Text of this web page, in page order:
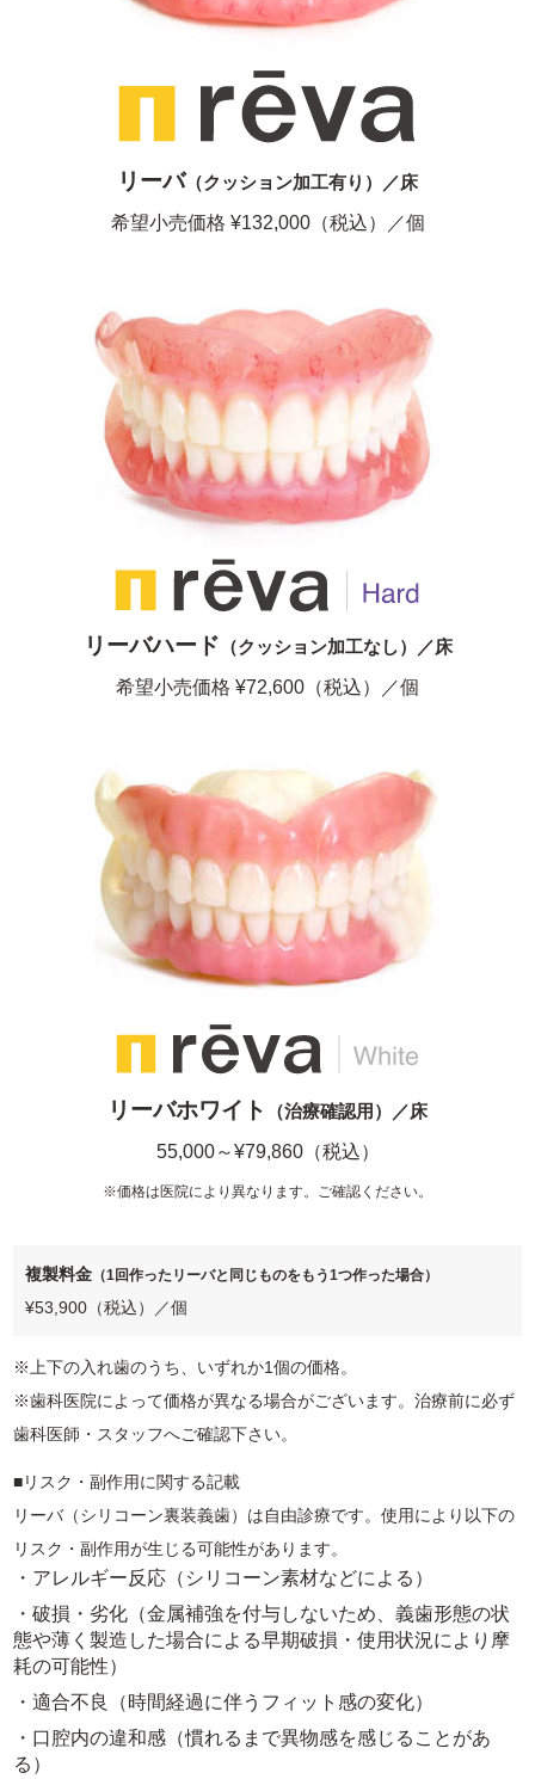
リーバ（クッション加工有り）／床
希望小売価格 ¥132,000（税込）／個
リーバハード （クッション加工なし）／床
希望小売価格 ¥72,600（税込）／個
リーバホワイト
（治療確認用）／床
55,000～¥79,860（税込）
※価格は医院により異なります。ご確認ください。
複製料金 （1回作ったリーバと同じものをもう1つ作った場合）
¥53,900（税込）／個
※上下の入れ歯のうち、いずれか1個の価格。
※歯科医院によって価格が異なる場合がございます。治療前に必ず
歯科医師・スタッフへご確認下さい。
■リスク・副作用に関する記載
リーバ（シリコーン裏装義歯）は自由診療です。使用により以下の
リスク・副作用が生じる可能性があります。
・アレルギー反応（シリコーン素材などによる）
・破損・劣化（金属補強を付与しないため、義歯形態の状
態や薄く製造した場合による早期破損・使用状況により摩
耗の可能性）
・適合不良（時間経過に伴うフィット感の変化）
・口腔内の違和感（慣れるまで異物感を感じることがあ
る）